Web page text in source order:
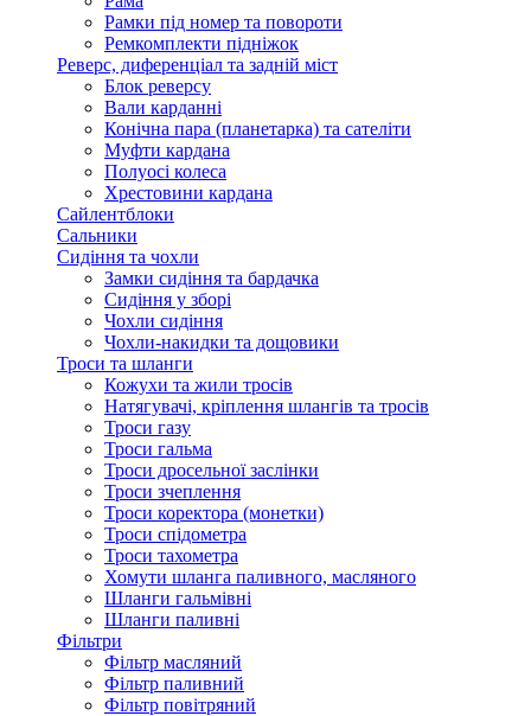
Рамки під номер та повороти
Ремкомплекти підніжок
Реверс, диференціал та задній міст
Блок реверсу
Вали карданні
Конічна пара (планетарка) та сателіти
Муфти кардана
Полуосі колеса
Хрестовини кардана
Сайлентблоки
Сальники
Сидіння та чохли
Замки сидіння та бардачка
Сидіння у зборі
Чохли сидіння
Чохли-накидки та дощовики
Троси та шланги
Кожухи та жили тросів
Натягувачі, кріплення шлангів та тросів
Троси газу
Троси гальма
Троси дросельної заслінки
Троси зчеплення
Троси коректора (монетки)
Троси спідометра
Троси тахометра
Хомути шланга паливного, масляного
Шланги гальмівні
Шланги паливні
Фільтри
Фільтр масляний
Фільтр паливний
Фільтр повітряний